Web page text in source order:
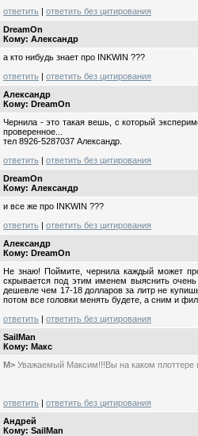
ответить | ответить без цитирования
DreamOn
Кому: Александр
а кто нибудь знает про INKWIN ???
ответить | ответить без цитирования
Александр
Кому: DreamOn
Чернила - это такая вешь, с который
проверенное...
тел 8926-5287037 Александр.
ответить | ответить без цитирования
DreamOn
Кому: Александр
и все же про INKWIN ???
ответить | ответить без цитирования
Александр
Кому: DreamOn
Не знаю! Поймите, чернила каждый может
скрывается под этим именем выяснить
дешевле чем 17-18 долларов за литр не
потом все головки менять будете, а сним и
ответить | ответить без цитирования
SailMan
Кому: Mакс
M> Уважаемый Максим!!!Вы на каком плоттере
ответить | ответить без цитирования
Андрей
Кому: SailMan